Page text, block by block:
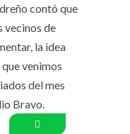
contó que
vecinos de
la idea
venimos
del mes
Bravo.